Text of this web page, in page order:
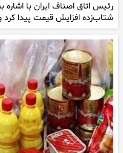
رئیس اتاق اصناف ایران با
شتاب‌زده افزایش قیمت پیدا کرد